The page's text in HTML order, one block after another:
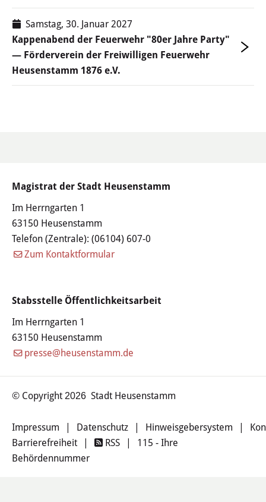
Samstag, 30. Januar 2027
Kappenabend der Feuerwehr "80er Jahre Party"
— Förderverein der Freiwilligen Feuerwehr
Heusenstamm 1876 e.V.
Magistrat der Stadt Heusenstamm
Im Herrngarten 1
63150 Heusenstamm
Telefon (Zentrale): (06104) 607-0
Zum Kontaktformular
Stabsstelle Öffentlichkeitsarbeit
Im Herrngarten 1
63150 Heusenstamm
presse@heusenstamm.de
© Copyright 2026 Stadt Heusenstamm
Impressum | Datenschutz | Hinweisgebersystem |
Barrierefreiheit
| RSS |
115 - Ihre
Behördennummer